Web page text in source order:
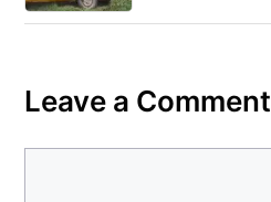
Leave a Comment